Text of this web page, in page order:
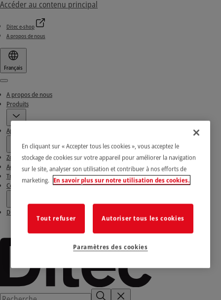
Accéder au contenu principal
Ditec e-shop
A propos de nous
Français
Menu
A propos de nous
Produits
Applications
Zone de téléchargement
Actualités & Réussites
Trouvez nos Partenaires
Contacts
Ditec e-shop
En cliquant sur « Accepter tous les cookies », vous acceptez le
stockage de cookies sur votre appareil pour améliorer la navigation
sur le site, analyser son utilisation et contribuer à nos efforts de
marketing. En savoir plus sur notre utilisation des cookies.
Tout refuser Autoriser tous les cookies
Paramètres des cookies